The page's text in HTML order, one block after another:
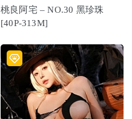
桃良阿宅 – NO.30 黑珍珠
[40P-313M]